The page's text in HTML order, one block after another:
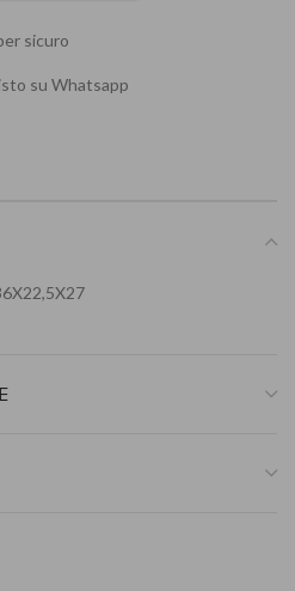
sicuro
su Whatsapp